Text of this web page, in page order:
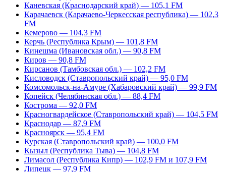
Каневская (Краснодарский край) — 105,1 FM
Карачаевск (Карачаево-Черкесская республика) — 102,3
FM
Кемерово — 104,3 FM
Керчь (Республика Крым) — 101,8 FM
Кинешма (Ивановская обл.) — 90,8 FM
Киров — 90,8 FM
Кирсанов (Тамбовская обл.) — 102,2 FM
Кисловодск (Ставропольский край) — 95,0 FM
Комсомольск-на-Амуре (Хабаровский край) — 99,9 FM
Копейск (Челябинская обл.) — 88,4 FM
Кострома — 92,0 FM
Красногвардейское (Ставропольский край) — 104,5 FM
Краснодар — 87,9 FM
Красноярск — 95,4 FM
Курская (Ставропольский край) — 100,0 FM
Кызыл (Республика Тыва) — 104,8 FM
Лимасол (Республика Кипр) — 102,9 FM и 107,9 FM
Липецк — 97,9 FM